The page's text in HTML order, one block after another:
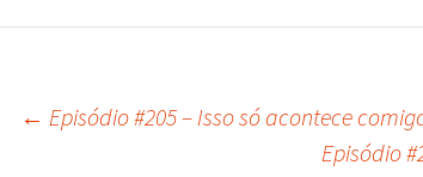
Navegação
← Episódio #205 – Isso só acontece
Episódio